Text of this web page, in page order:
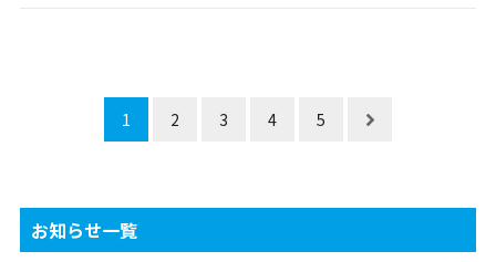
1 2 3 4 5
お知らせ一覧